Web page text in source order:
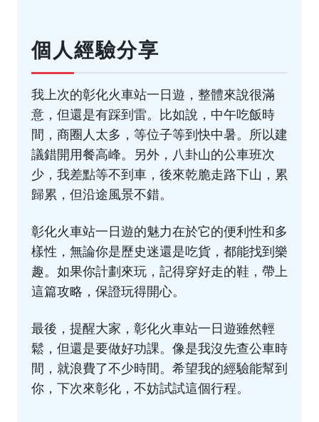
個人經驗分享
我上次的彰化火車站一日遊，整體來說很滿
意，但還是有踩到雷。比如說，中午吃飯時
間，商圈人太多，等位子等到快中暑。所以建
議錯開用餐高峰。另外，八卦山的公車班次
少，我差點等不到車，後來乾脆走路下山，累
歸累，但沿途風景不錯。
彰化火車站一日遊的魅力在於它的便利性和多
樣性，無論你是歷史迷還是吃貨，都能找到樂
趣。如果你計劃來玩，記得穿好走的鞋，帶上
這篇攻略，保證玩得開心。
最後，提醒大家，彰化火車站一日遊雖然輕
鬆，但還是要做好功課。像是我沒先查公車時
間，就浪費了不少時間。希望我的經驗能幫到
你，下次來彰化，不妨試試這個行程。